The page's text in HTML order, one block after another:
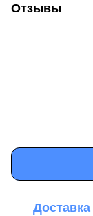
Отзывы
Доставка